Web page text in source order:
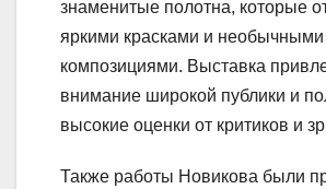
знаменитые полотна, которые
яркими красками и необычными
композициями. Выставка
внимание широкой публики и
высокие оценки от критиков и
Также работы Новикова были